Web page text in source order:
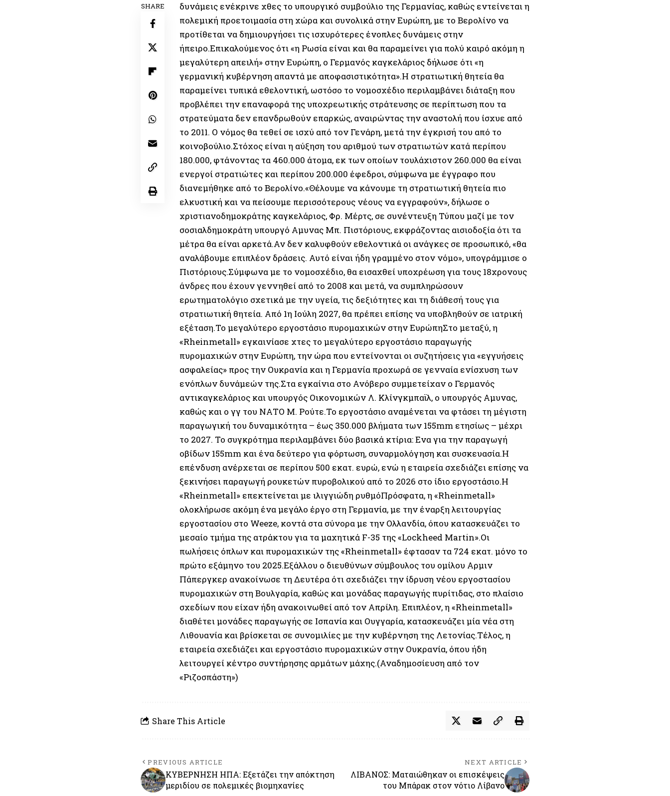
SHARE
δυνάμεις ενέκρινε χθες το υπουργικό συμβούλιο της Γερμανίας, καθώς εντείνεται η
πολεμική προετοιμασία στη χώρα και συνολικά στην Ευρώπη, με το Βερολίνο να
προτίθεται να δημιουργήσει τις ισχυρότερες ένοπλες δυνάμεις στην
ήπειρο.Επικαλούμενος ότι «η Ρωσία είναι και θα παραμείνει για πολύ καιρό ακόμη η
μεγαλύτερη απειλή» στην Ευρώπη, ο Γερμανός καγκελάριος δήλωσε ότι «η
γερμανική κυβέρνηση απαντά με αποφασιστικότητα».Η στρατιωτική θητεία θα
παραμείνει τυπικά εθελοντική, ωστόσο το νομοσχέδιο περιλαμβάνει διάταξη που
προβλέπει την επαναφορά της υποχρεωτικής στράτευσης σε περίπτωση που τα
στρατεύματα δεν επανδρωθούν επαρκώς, αναιρώντας την αναστολή που ίσχυε από
το 2011. Ο νόμος θα τεθεί σε ισχύ από τον Γενάρη, μετά την έγκρισή του από το
κοινοβούλιο.Στόχος είναι η αύξηση του αριθμού των στρατιωτών κατά περίπου
180.000, φτάνοντας τα 460.000 άτομα, εκ των οποίων τουλάχιστον 260.000 θα είναι
ενεργοί στρατιώτες και περίπου 200.000 έφεδροι, σύμφωνα με έγγραφο που
διανεμήθηκε από το Βερολίνο.«Θέλουμε να κάνουμε τη στρατιωτική θητεία πιο
ελκυστική και να πείσουμε περισσότερους νέους να εγγραφούν», δήλωσε ο
χριστιανοδημοκράτης καγκελάριος, Φρ. Μέρτς, σε συνέντευξη Τύπου μαζί με τον
σοσιαλδημοκράτη υπουργό Αμυνας Μπ. Πιστόριους, εκφράζοντας αισιοδοξία ότι τα
μέτρα θα είναι αρκετά.Αν δεν καλυφθούν εθελοντικά οι ανάγκες σε προσωπικό, «θα
αναλάβουμε επιπλέον δράσεις. Αυτό είναι ήδη γραμμένο στον νόμο», υπογράμμισε ο
Πιστόριους.Σύμφωνα με το νομοσχέδιο, θα εισαχθεί υποχρέωση για τους 18χρονους
άνδρες που έχουν γεννηθεί από το 2008 και μετά, να συμπληρώσουν
ερωτηματολόγιο σχετικά με την υγεία, τις δεξιότητες και τη διάθεσή τους για
στρατιωτική θητεία. Από 1η Ιούλη 2027, θα πρέπει επίσης να υποβληθούν σε ιατρική
εξέταση.Το μεγαλύτερο εργοστάσιο πυρομαχικών στην ΕυρώπηΣτο μεταξύ, η
«Rheinmetall» εγκαινίασε χτες το μεγαλύτερο εργοστάσιο παραγωγής
πυρομαχικών στην Ευρώπη, την ώρα που εντείνονται οι συζητήσεις για «εγγυήσεις
ασφαλείας» προς την Ουκρανία και η Γερμανία προχωρά σε γενναία ενίσχυση των
ενόπλων δυνάμεών της.Στα εγκαίνια στο Ανόβερο συμμετείχαν ο Γερμανός
αντικαγκελάριος και υπουργός Οικονομικών Λ. Κλίνγκμπαϊλ, ο υπουργός Αμυνας,
καθώς και ο γγ του ΝΑΤΟ Μ. Ρούτε.Το εργοστάσιο αναμένεται να φτάσει τη μέγιστη
παραγωγική του δυναμικότητα – έως 350.000 βλήματα των 155mm ετησίως – μέχρι
το 2027. Το συγκρότημα περιλαμβάνει δύο βασικά κτίρια: Ενα για την παραγωγή
οβίδων 155mm και ένα δεύτερο για φόρτωση, συναρμολόγηση και συσκευασία.Η
επένδυση ανέρχεται σε περίπου 500 εκατ. ευρώ, ενώ η εταιρεία σχεδιάζει επίσης να
ξεκινήσει παραγωγή ρουκετών πυροβολικού από το 2026 στο ίδιο εργοστάσιο.Η
«Rheinmetall» επεκτείνεται με ιλιγγιώδη ρυθμόΠρόσφατα, η «Rheinmetall»
ολοκλήρωσε ακόμη ένα μεγάλο έργο στη Γερμανία, με την έναρξη λειτουργίας
εργοστασίου στο Weeze, κοντά στα σύνορα με την Ολλανδία, όπου κατασκευάζει το
μεσαίο τμήμα της ατράκτου για τα μαχητικά F-35 της «Lockheed Martin».Οι
πωλήσεις όπλων και πυρομαχικών της «Rheinmetall» έφτασαν τα 724 εκατ. μόνο το
πρώτο εξάμηνο του 2025.Εξάλλου ο διευθύνων σύμβουλος του ομίλου Αρμιν
Πάπεργκερ ανακοίνωσε τη Δευτέρα ότι σχεδιάζει την ίδρυση νέου εργοστασίου
πυρομαχικών στη Βουλγαρία, καθώς και μονάδας παραγωγής πυρίτιδας, στο πλαίσιο
σχεδίων που είχαν ήδη ανακοινωθεί από τον Απρίλη. Επιπλέον, η «Rheinmetall»
διαθέτει μονάδες παραγωγής σε Ισπανία και Ουγγαρία, κατασκευάζει μία νέα στη
Λιθουανία και βρίσκεται σε συνομιλίες με την κυβέρνηση της Λετονίας.Τέλος, η
εταιρεία σχεδιάζει και εργοστάσιο πυρομαχικών στην Ουκρανία, όπου ήδη
λειτουργεί κέντρο συντήρησης αρμάτων μάχης.(Αναδημοσίευση από τον
«Ριζοσπάστη»)
Share This Article
PREVIOUS ARTICLE
ΚΥΒΕΡΝΗΣΗ ΗΠΑ: Εξετάζει την απόκτηση
μεριδίου σε πολεμικές βιομηχανίες
NEXT ARTICLE
ΛΙΒΑΝΟΣ: Ματαιώθηκαν οι επισκέψεις
του Μπάρακ στον νότιο Λίβανο